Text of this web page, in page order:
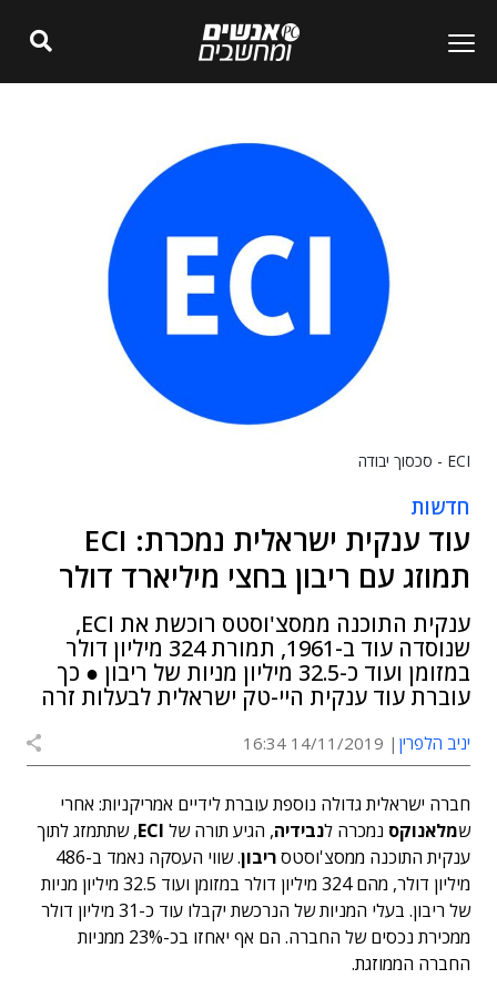
ECI - סכסוך יבודה
חדשות
עוד ענקית ישראלית נמכרת: ECI
תמוזג עם ריבון בחצי מיליארד דולר
ענקית התוכנה ממסצ'וסטס רוכשת את ECI,
שנוסדה עוד ב-1961, תמורת 324 מיליון דולר
במזומן ועוד כ-32.5 מיליון מניות של ריבון ● כך
עוברת עוד ענקית היי-טק ישראלית לבעלות זרה
יניב הלפרין 14/11/2019 16:34
חברה ישראלית גדולה נוספת עוברת לידיים אמריקניות: אחרי
שמלאנוקס נמכרה לנבידיה, הגיע תורה של ECI, שתתמזג לתוך
ענקית התוכנה ממסצ'וסטסריבון
. שווי העסקה נאמד ב-486
מיליון דולר, מהם 324 מיליון דולר במזומן ועוד 32.5 מיליון מניות
של ריבון. בעלי המניות של הנרכשת יקבלו עוד כ-31 מיליון דולר
ממכירת נכסים של החברה. הם אף יאחזו בכ-23% ממניות
החברה הממוזגת.